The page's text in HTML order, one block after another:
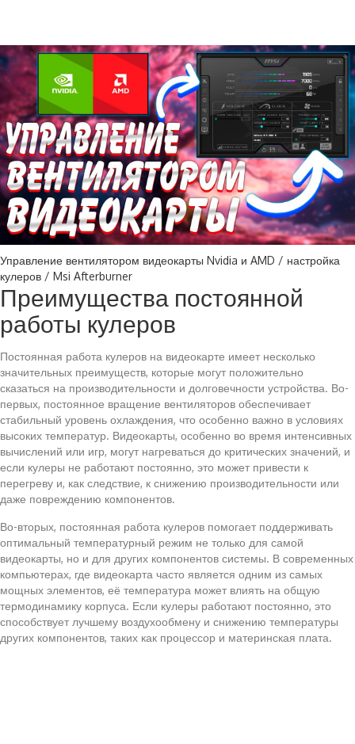
Управление вентилятором видеокарты Nvidia и AMD / настройка
кулеров / Msi Afterburner
Преимущества постоянной
работы кулеров
Постоянная работа кулеров на видеокарте имеет несколько
значительных преимуществ, которые могут положительно
сказаться на производительности и долговечности устройства. Во-
первых, постоянное вращение вентиляторов обеспечивает
стабильный уровень охлаждения, что особенно важно в условиях
высоких температур. Видеокарты, особенно во время интенсивных
вычислений или игр, могут нагреваться до критических значений, и
если кулеры не работают постоянно, это может привести к
перегреву и, как следствие, к снижению производительности или
даже повреждению компонентов.
Во-вторых, постоянная работа кулеров помогает поддерживать
оптимальный температурный режим не только для самой
видеокарты, но и для других компонентов системы. В современных
компьютерах, где видеокарта часто является одним из самых
мощных элементов, её температура может влиять на общую
термодинамику корпуса. Если кулеры работают постоянно, это
способствует лучшему воздухообмену и снижению температуры
других компонентов, таких как процессор и материнская плата.